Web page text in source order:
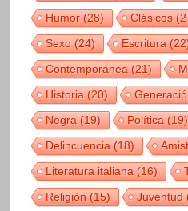
Humor(28) Clásicos
Sexo(24) Escritura
Contemporánea(21)
Historia(20)
Negra(19) Política(19)
Delincuencia(18)
Literatura italiana(16)
Religión(15) Juventud